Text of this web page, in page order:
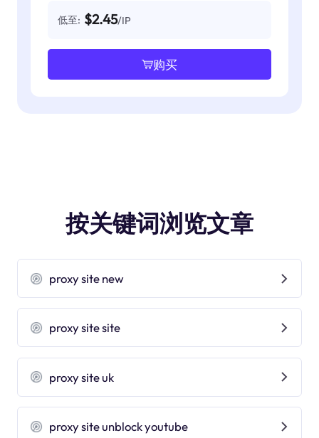
低至: $2.45/IP
购买
按关键词浏览文章
proxy site new
proxy site site
proxy site uk
proxy site unblock youtube